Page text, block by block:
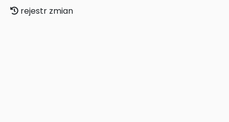
rejestr zmian